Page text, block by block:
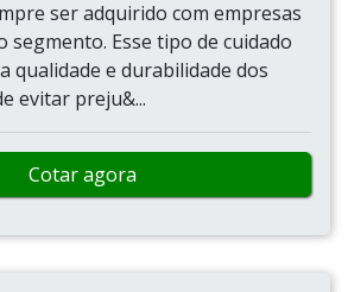
ser adquirido com empresas
segmento. Esse tipo de cuidado
qualidade e durabilidade dos
evitar preju&...
Cotar agora